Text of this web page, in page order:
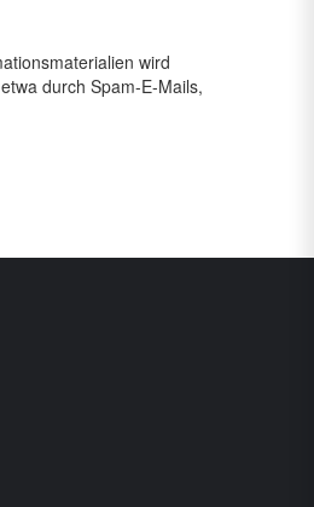
wird
durch Spam-E-Mails,